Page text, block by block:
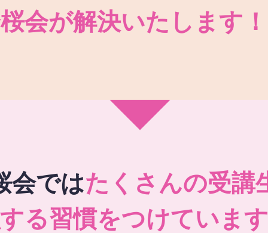
会が解決いたします！
会ではたくさんの受講
る習慣をつけています